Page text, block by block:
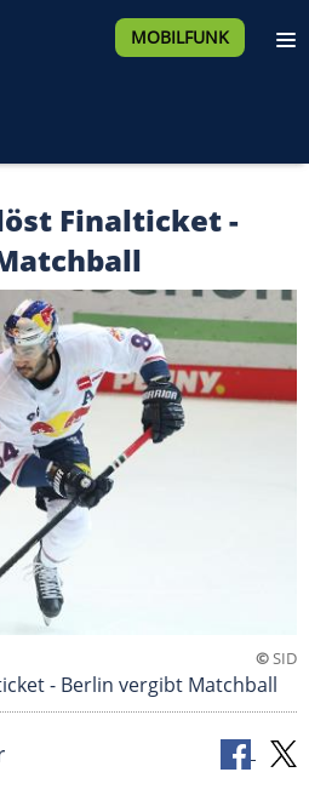
MOBILFUNK
Finalticket -
©SID
- Berlin vergibt Matchball